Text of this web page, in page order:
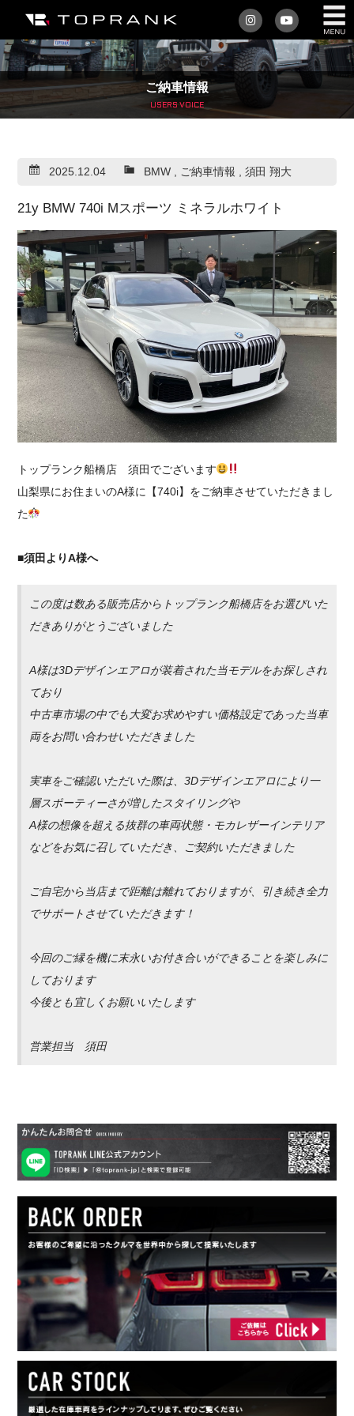
私たちについて
車を買う
アフターサービス
車を売る
店舗/スタッフ情報
インフォメーション
トップランク・マガジン
採用情報
ご納車情報
USERS VOICE
2025.12.04 BMW, ご納車情報 , 須田 翔大
21y BMW 740i Mスポーツ ミネラルホワイト
トップランク船橋店 須田でございます
山梨県にお住まいのA様に【740i】をご納車させていただきまし
た
■須田よりA様へ
この度は数ある販売店からトップランク船橋店をお選びいた
だきありがとうございました
A様は3Dデザインエアロが装着された当モデルをお探しされ
ており
中古車市場の中でも大変お求めやすい価格設定であった当車
両をお問い合わせいただきました
実車をご確認いただいた際は、3Dデザインエアロにより一
層スポーティーさが増したスタイリングや
A様の想像を超える抜群の車両状態・モカレザーインテリア
などをお気に召していただき、ご契約いただきました
ご自宅から当店まで距離は離れておりますが、引き続き全力
でサポートさせていただきます！
今回のご縁を機に末永いお付き合いができることを楽しみに
しております
今後とも宜しくお願いいたします
営業担当 須田